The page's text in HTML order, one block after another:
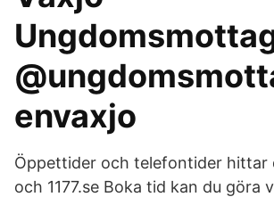
envaxjo
Öppettider och telefontider hittar
och 1177.se Boka tid kan du göra